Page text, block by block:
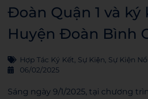
Đoàn Quận 1 và ký
Huyện Đoàn Bình
Hợp Tác Ký Kết, Sự Kiện, Sự Kiện
06/02/2025
Sáng ngày 9/1/2025, tại chương